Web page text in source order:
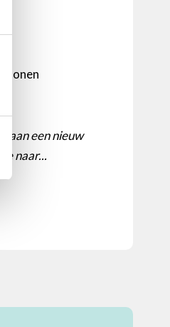
aan een nieuw
naar...